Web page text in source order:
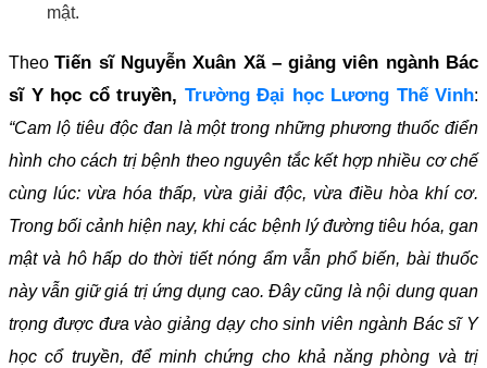
mật.
TheoTiến sĩ Nguyễn Xuân Xã – giảng viên ngành Bác
sĩ Y học cổ truyền, Trường Đại học Lương Thế Vinh:
“Cam lộ tiêu độc đan là một trong những phương thuốc điển
hình cho cách trị bệnh theo nguyên tắc kết hợp nhiều cơ chế
cùng lúc: vừa hóa thấp, vừa giải độc, vừa điều hòa khí cơ.
Trong bối cảnh hiện nay, khi các bệnh lý đường tiêu hóa, gan
mật và hô hấp do thời tiết nóng ẩm vẫn phổ biến, bài thuốc
này vẫn giữ giá trị ứng dụng cao. Đây cũng là nội dung quan
trọng được đưa vào giảng dạy cho sinh viên ngành Bác sĩ Y
học cổ truyền, để minh chứng cho khả năng phòng và trị